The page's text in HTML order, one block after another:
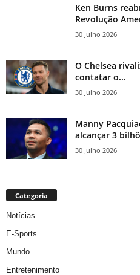
Ken Burns
Revolução
30 Julho 2026
O Chelsea
contatar o...
30 Julho 2026
Manny
alcançar 3
30 Julho 2026
Categoria
Notícias
E-Sports
Mundo
Entretenimento